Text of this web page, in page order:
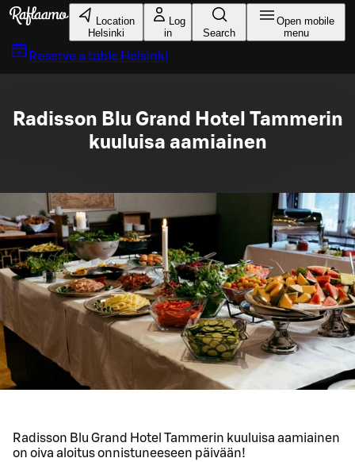
Skip to main content
Location
Helsinki
Log
in
Search
Open mobile
menu
Reserve a table Helsinki
Radisson Blu Grand Hotel Tammerin
kuuluisa aamiainen
Radisson Blu Grand Hotel Tammerin kuuluisa aamiainen
on oiva aloitus onnistuneeseen päivään!